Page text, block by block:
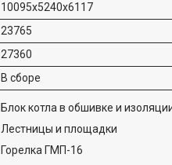
10095х5240х6117
23765
27360
В сборе
Блок котла в обшивке и
Лестницы и площадки
Горелка ГМП-16